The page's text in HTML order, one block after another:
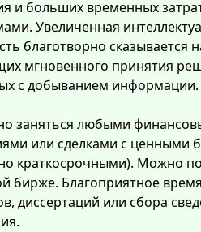
и больших временных
Увеличенная
благотворно сказывается
мгновенного принятия
с добыванием информации.
заняться любыми
или сделками с ценными
краткосрочными). Можно
бирже. Благоприятное
диссертаций или сбора